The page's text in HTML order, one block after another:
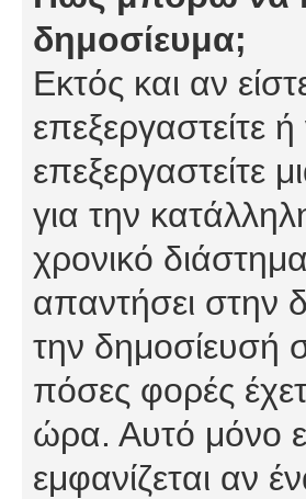
δημοσίευμα;
Εκτός και αν
επεξεργαστείτε
επεξεργαστείτε
για την
χρονικό
απαντήσει στην
την δημοσίευσή
πόσες φορές
ώρα. Αυτό μόνο
εμφανίζεται αν